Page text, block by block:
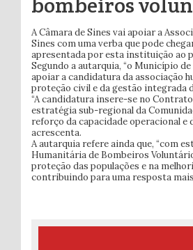
A Câmara de Sines vai apoiar a
Sines com uma verba que pode
apresentada por esta instituição ao
Segundo a autarquia, “o Município
apoiar a candidatura da associação
proteção civil e da gestão integrada
“A candidatura insere-se no
estratégia sub-regional da
reforço da capacidade operacional e
acrescenta.
A autarquia refere ainda que, “com
Humanitária de Bombeiros
proteção das populações e na
contribuindo para uma resposta